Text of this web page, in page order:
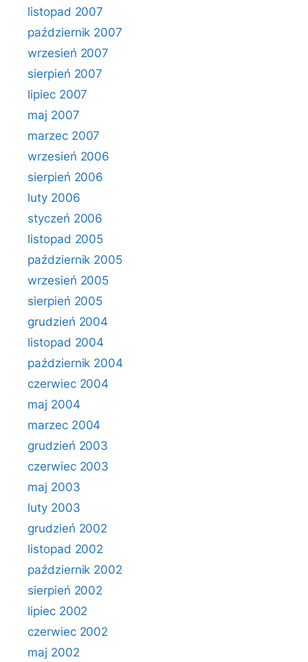
listopad 2007
październik 2007
wrzesień 2007
sierpień 2007
lipiec 2007
maj 2007
marzec 2007
wrzesień 2006
sierpień 2006
luty 2006
styczeń 2006
listopad 2005
październik 2005
wrzesień 2005
sierpień 2005
grudzień 2004
listopad 2004
październik 2004
czerwiec 2004
maj 2004
marzec 2004
grudzień 2003
czerwiec 2003
maj 2003
luty 2003
grudzień 2002
listopad 2002
październik 2002
sierpień 2002
lipiec 2002
czerwiec 2002
maj 2002